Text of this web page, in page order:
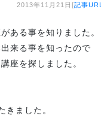
2013年11月21日[記事URL
ある事を知りました。
来る事を知ったので
座を探しました。
きました。